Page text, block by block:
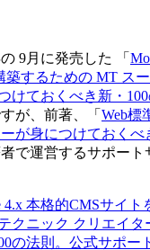
9月に発売した 「
築するための MT ス
けておくべき新・100
が、前著、「 Web標
が身につけておくべ
で運営するサポー
4.x 本格的CMSサイ
クニック クリエイタ
の法則。公式サポー